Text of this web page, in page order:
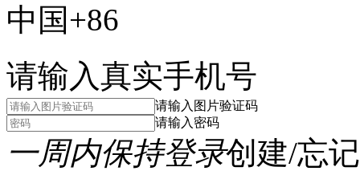
中国+86
请输入真实手机号
请输入图片验证码
请输入密码
一周内保持登录创建/忘